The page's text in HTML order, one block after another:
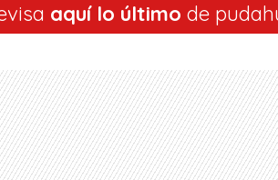
aquí lo último de